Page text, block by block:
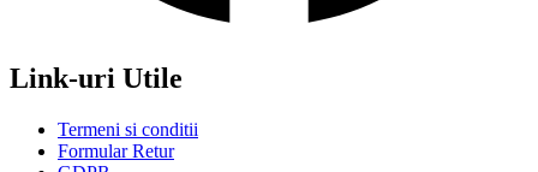
Link-uri Utile
Termeni si conditii
Formular Retur